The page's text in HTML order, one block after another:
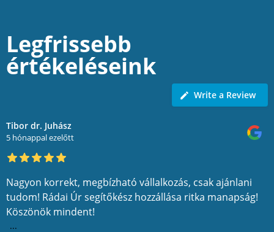
Legfrissebb
értékeléseink
Write a Review
Tibor dr. Juhász
5 hónappal ezelőtt
Nagyon korrekt, megbízható vállalkozás, csak ajánlani
tudom! Rádai Úr segítőkész hozzállása ritka manapság!
Köszönök mindent!
...